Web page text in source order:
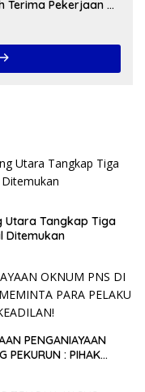
Terima Pekerjaan Di
Utara Tangkap Tiga
Ditemukan
PENGANIAYAAN
PEKURUN : PIHAK